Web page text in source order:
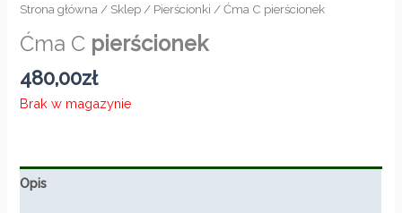
Strona główna / Sklep / Pierścionki / Ćma C pierścionek
Ćma C pierścionek
480,00zł
Brak w magazynie
Opis